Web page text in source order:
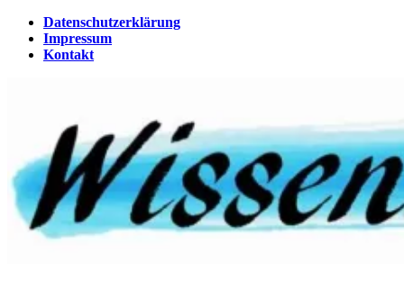
Zum
Inhalt
springen
Datenschutzerklärung
Impressum
Kontakt